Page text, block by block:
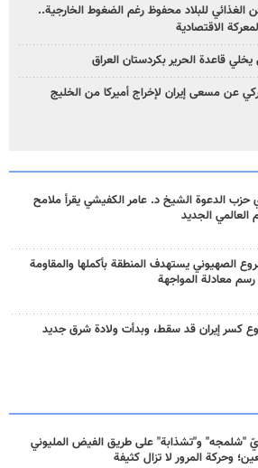
الغذائي للبلاد محفوظ رغم الضغوط الخارجية..
الاقتصادية
قاعدة الحرير بكردستان العراق
عن مسعى إيران لإخراج أميركا من الخليج
حزب الدعوة الشيخ د. عامر الكفيشي يقرأ ملامح
العالمي الجديد
الصهيوني يستهدف المنطقة بأكملها والمقاومة
معادلة المواجهة
كسر إيران قد سقط، وبدأت ولادة شرق جديد
"شلمجه" و"تشذابة" على طريق الفيض المليوني
وحركة المرور لا تزال كثيفة